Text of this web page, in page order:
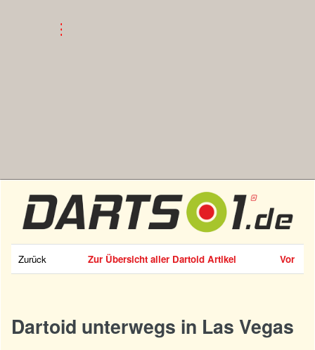
Zurück Zur Übersicht aller Dartoid Artikel Vor
Dartoid unterwegs in Las Vegas